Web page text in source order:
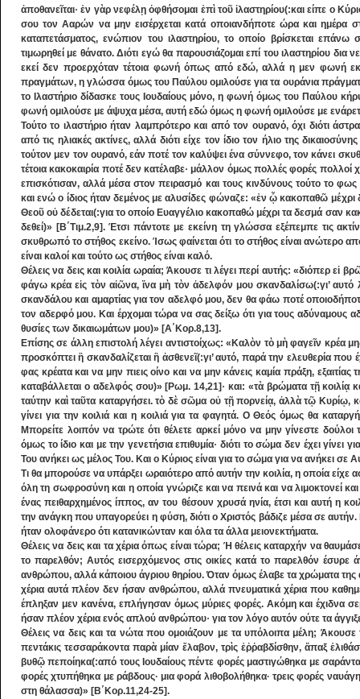
ἀποθανεῖται· ἐν γὰρ νεφέλῃ ὀφθήσομαι ἐπὶ τοῦ ἱλαστηρίου(:και είπε ο
σου τον Ααρών να μην εισέρχεται κατά οποιανδήποτε ώρα και ημέρα
καταπετάσματος, ενώπιον του ιλαστηρίου, το οποίο βρίσκεται
τιμωρηθεί με θάνατο. Διότι εγώ θα παρουσιάζομαι επί του ιλαστηρίου δια
εκεί δεν προερχόταν τέτοια φωνή όπως από εδώ, αλλά η μεν φωνή
πραγμάτων, η γλώσσα όμως του Παύλου ομιλούσε για τα ουράνια
το Ιλαστήριο δίδασκε τους Ιουδαίους μόνο, η φωνή όμως του Παύλου
φωνή ομιλούσε με άψυχα μέσα, αυτή εδώ όμως η φωνή ομιλούσε με
Τούτο το ιλαστήριο ήταν λαμπρότερο και από τον ουρανό, όχι διότι
από τις ηλιακές ακτίνες, αλλά διότι είχε τον ίδιο τον ήλιο της
τούτον μεν τον ουρανό, εάν ποτέ τον καλύψει ένα σύννεφο, τον κάνει
τέτοια κακοκαιρία ποτέ δεν κατέλαβε· μάλλον όμως πολλές φορές
επισκότισαν, αλλά μέσα στον πειρασμό και τους κινδύνους τούτο το
και ενώ ο ίδιος ήταν δεμένος με αλυσίδες φώναζε: «ἐν ᾧ κακοπαθῶ
Θεοῦ οὐ δέδεται(:για το οποίο Ευαγγέλιο κακοπαθώ μέχρι τα δεσμά σαν
δεθεί)» [Β΄Τιμ.2,9]. Έτσι πάντοτε με εκείνη τη γλώσσα εξέπεμπε τις
σκυθρωπό το στήθος εκείνο. Ίσως φαίνεται ότι το στήθος είναι ανώτερο
είναι καλοί και τούτο ως στήθος είναι καλό.
Θέλεις να δεις και κοιλία ωραία; Άκουσε τι λέγει περί αυτής: «διόπερ εἰ
φάγω κρέα εἰς τὸν αἰῶνα, ἵνα μὴ τὸν ἀδελφόν μου σκανδαλίσω(:γι’ αυτό
σκανδάλου και αμαρτίας για τον αδελφό μου, δεν θα φάω ποτέ
τον αδερφό μου. Και έρχομαι τώρα να σας δείξω ότι για τους αδύναμους
θυσίες των δικαιωμάτων μου)» [Α΄Κορ.8,13].
Επίσης σε άλλη επιστολή λέγει αντιστοίχως: «Καλὸν τὸ μὴ φαγεῖν κρέα
προσκόπτει ἢ σκανδαλίζεται ἢ ἀσθενεῖ(:γι’ αυτό, παρά την ελευθερία που
φας κρέατα και να μην πιεις οίνο και να μην κάνεις καμία πράξη, εξαιτίας
καταβάλλεται ο αδελφός σου)» [Ρωμ. 14,21]· και: «τὰ βρώματα τῇ κοιλίᾳ
ταύτην καὶ ταῦτα καταργήσει. τὸ δὲ σῶμα οὐ τῇ πορνείᾳ, ἀλλὰ τῷ Κυρίῳ,
γίνει για την κοιλιά και η κοιλιά για τα φαγητά. Ο Θεός όμως θα
Μπορείτε λοιπόν να τρώτε ότι θέλετε αρκεί μόνο να μην γίνεστε δούλοι
όμως το ίδιο και με την γενετήσια επιθυμία· διότι το σώμα δεν έχει γίνει
Του ανήκει ως μέλος Του. Και ο Κύριος είναι για το σώμα για να ανήκει σε
Τι θα μπορούσε να υπάρξει ωραιότερο από αυτήν την κοιλία, η οποία είχε
όλη τη σωφροσύνη και η οποία γνώριζε και να πεινά και να λιμοκτονεί
ένας πειθαρχημένος ίππος, αν του θέσουν χρυσά ηνία, έτσι και αυτή η
την ανάγκη που υπαγορεύει η φύση, διότι ο Χριστός βάδιζε μέσα σε
ήταν ολοφάνερο ότι κατανικώνταν και όλα τα άλλα μειονεκτήματα.
Θέλεις να δεις και τα χέρια όπως είναι τώρα; Ή θέλεις καταρχήν να
το παρελθόν; Αυτός εισερχόμενος στις οικίες κατά το παρελθόν έσυρε
ανθρώπου, αλλά κάποιου άγριου θηρίου. Όταν όμως έλαβε τα χρώματα της
χέρια αυτά πλέον δεν ήσαν ανθρώπου, αλλά πνευματικά χέρια που
έπληξαν μεν κανένα, επλήγησαν όμως μύριες φορές. Ακόμη και έχιδνα
ήσαν πλέον χέρια ενός απλού ανθρώπου· για τον λόγο αυτόν ούτε τα
Θέλεις να δεις και τα νώτα που ομοιάζουν με τα υπόλοιπα μέλη; Άκουσε
πεντάκις τεσσαράκοντα παρὰ μίαν ἔλαβον, τρὶς ἐῤῥαβδίσθην, ἅπαξ
βυθῷ πεποίηκα(:από τους Ιουδαίους πέντε φορές μαστιγώθηκα με
φορές χτυπήθηκα με ράβδους· μια φορά λιθοβολήθηκα· τρεις φορές
στη θάλασσα)» [Β΄Κορ.11,24-25].